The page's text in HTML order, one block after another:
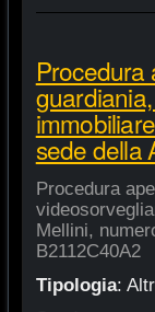
Procedura
sede della
Procedura
Mellini,
B2112C40A2
Tipologia: